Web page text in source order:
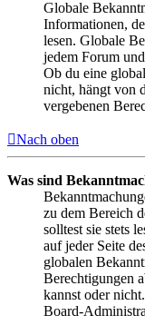
Globale
Informationen,
lesen. Globale
jedem Forum
Ob du eine
nicht, hängt von
vergebenen
Nach oben
Was sind
zu dem Bereich
solltest sie stets
auf jeder Seite
globalen
Berechtigungen
kannst oder
Board-